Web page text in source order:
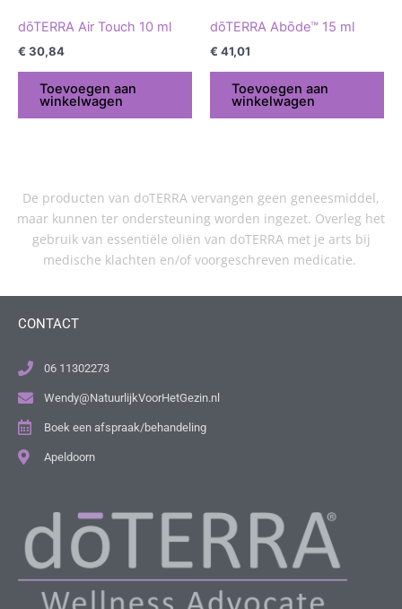
dōTERRA Air Touch 10 ml
€ 30,84
Toevoegen aan
winkelwagen
dōTERRA Abōde™ 15 ml
€ 41,01
Toevoegen aan
winkelwagen
De producten van doTERRA vervangen geen geneesmiddel,
maar kunnen ter ondersteuning worden ingezet. Overleg het
gebruik van essentiële oliën van doTERRA met je arts bij
medische klachten en/of voorgeschreven medicatie.
CONTACT
06 11302273
Wendy@NatuurlijkVoorHetGezin.nl
Boek een afspraak/behandeling
Apeldoorn